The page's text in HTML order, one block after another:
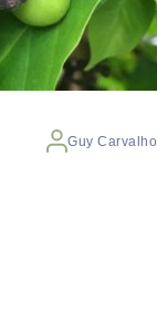
Guy Carvalho